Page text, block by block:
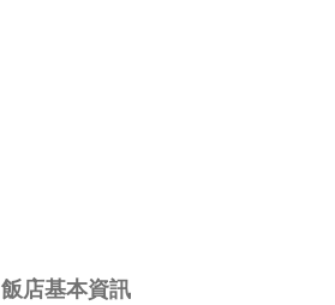
飯店基本資訊